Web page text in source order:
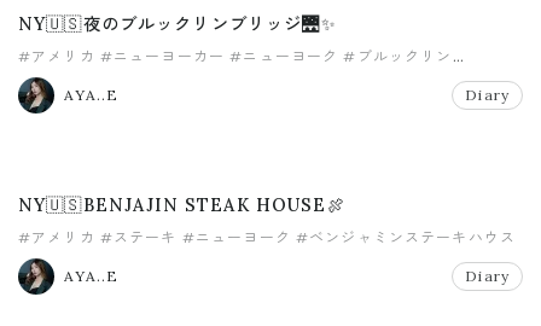
NY🇺🇸夜のブルックリンブリッジ🌉✨
#アメリカ #ニューヨーカー #ニューヨーク #ブルックリン
#ブルックリンブリッジ
AYA..E
Diary
NY🇺🇸BENJAJIN STEAK HOUSE🍖
#アメリカ #ステーキ #ニューヨーク #ベンジャミンステーキハウス
#女子旅
AYA..E
Diary